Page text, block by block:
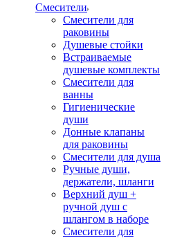
Смесители
Смесители для
раковины
Душевые стойки
Встраиваемые
душевые комплекты
Смесители для
ванны
Гигиенические
души
Донные клапаны
для раковины
Смесители для душа
Ручные души,
держатели, шланги
Верхний душ +
ручной душ с
шлангом в наборе
Смесители для